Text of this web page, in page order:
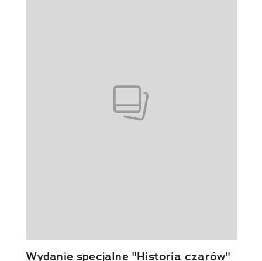
Wydanie specjalne "Historia czarów"